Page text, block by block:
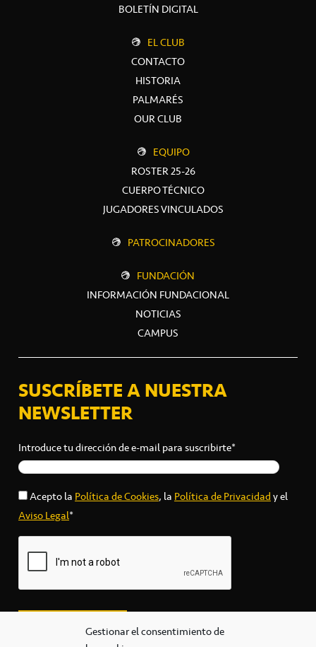
Gestionar el consentimiento de
BOLETÍN DIGITAL
EL CLUB
CONTACTO
HISTORIA
PALMARÉS
OUR CLUB
EQUIPO
ROSTER 25-26
CUERPO TÉCNICO
JUGADORES VINCULADOS
PATROCINADORES
FUNDACIÓN
INFORMACIÓN FUNDACIONAL
NOTICIAS
CAMPUS
SUSCRÍBETE A NUESTRA
NEWSLETTER
Introduce tu dirección de e-mail para suscribirte*
Acepto laPolítica de Cookies, laPolítica de Privacidady el
Aviso Legal*